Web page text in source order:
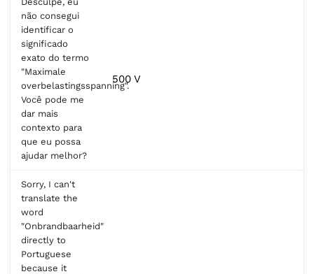
não consegui
identificar o
significado
exato do termo
"Maximale
overbelastingsspanning".
Você pode me
dar mais
contexto para
que eu possa
ajudar melhor?
500 V
Sorry, I can't
translate the
word
"Onbrandbaarheid"
directly to
Portuguese
because it